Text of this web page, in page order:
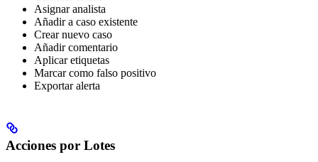
Asignar analista
Añadir a caso existente
Crear nuevo caso
Añadir comentario
Aplicar etiquetas
Marcar como falso positivo
Exportar alerta
Acciones por Lotes